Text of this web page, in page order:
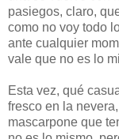
pasiegos, claro,
como no voy todo
ante cualquier
vale que no es lo
Esta vez, qué
fresco en la
mascarpone que